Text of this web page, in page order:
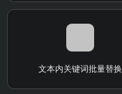
文本内关键词批量替换